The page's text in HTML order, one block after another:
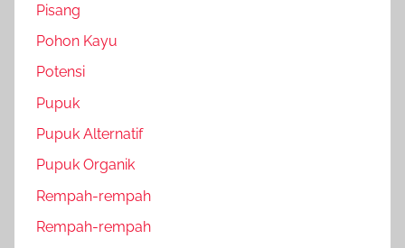
Pisang
Pohon Kayu
Potensi
Pupuk
Pupuk Alternatif
Pupuk Organik
Rempah-rempah
Rempah-rempah